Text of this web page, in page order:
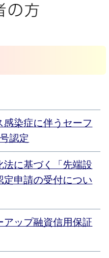
染症に伴うセーフ
認定
法に基づく「先端設
申請の受付につい
ップ融資信用保証